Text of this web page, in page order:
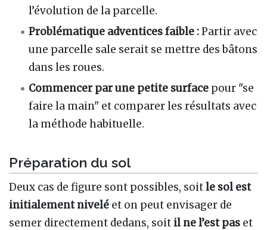
l’évolution de la parcelle.
Problématique adventices faible :Partir avec
une parcelle sale serait se mettre des bâtons
dans les roues.
Commencer par une petite surface pour "se
faire la main" et comparer les résultats avec
la méthode habituelle.
Préparation du sol
Deux cas de figure sont possibles, soitle sol est
initialement nivelé et on peut envisager de
semer directement dedans, soit il ne l’est pas et